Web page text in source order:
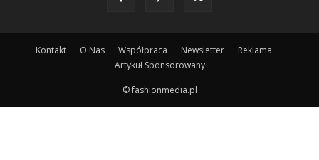
Kontakt O Nas Współpraca Newsletter
Reklama
Artykuł Sponsorowany
© fashionmedia.pl